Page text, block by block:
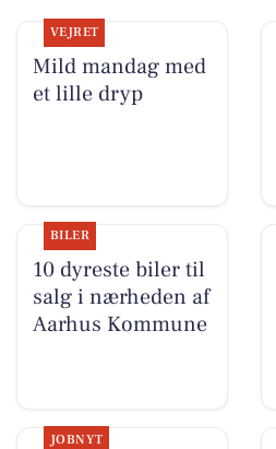
VEJRET
Mild mandag med
et lille dryp
BILER
10 dyreste biler til
salg i nærheden af
Aarhus Kommune
JOBNYT